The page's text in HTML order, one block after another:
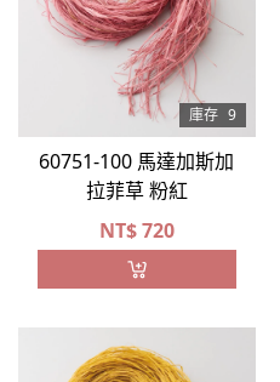
庫存 9
60751-100 馬達加斯加
拉菲草 粉紅
NT$720